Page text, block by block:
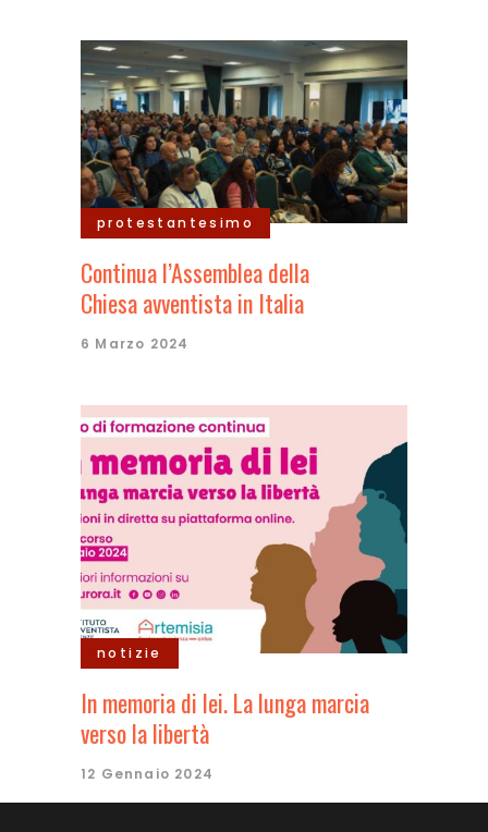
protestantesimo
Continua l’Assemblea della
Chiesa avventista in Italia
6 Marzo 2024
notizie
In memoria di lei. La lunga marcia
verso la libertà
12 Gennaio 2024